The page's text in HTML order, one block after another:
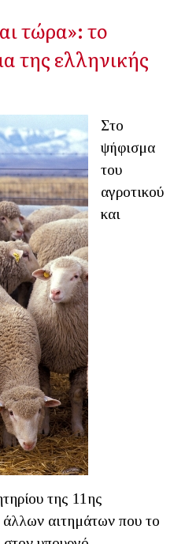
τώρα»: το
της ελληνικής
Στο
ψήφισμα
του
αγροτικού
και
της 11ης
αιτημάτων που το